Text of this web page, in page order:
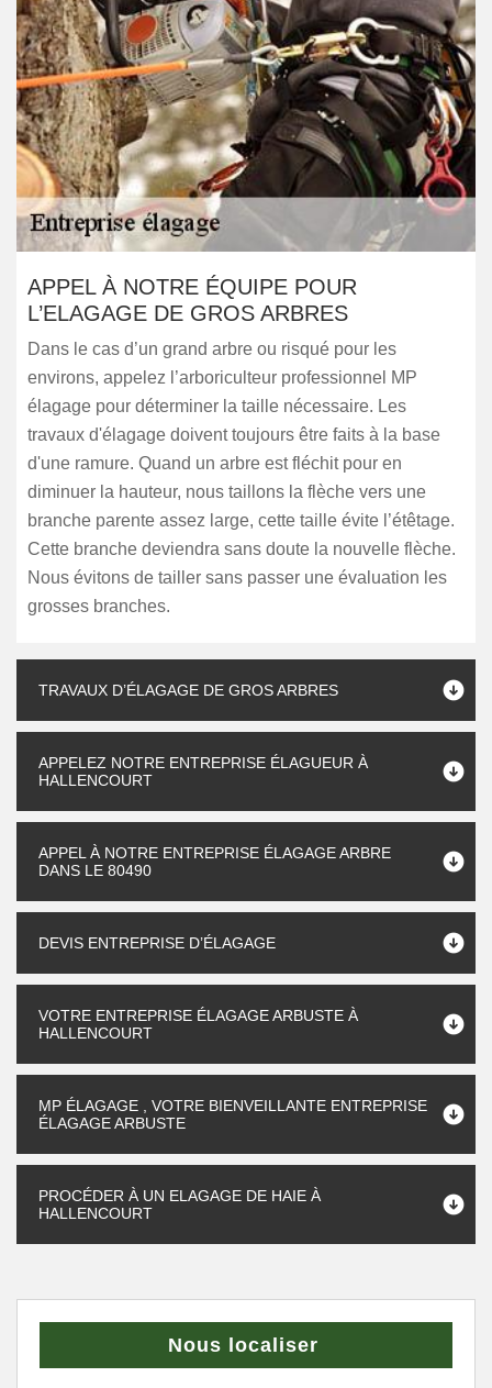
APPEL À NOTRE ÉQUIPE POUR
L’ELAGAGE DE GROS ARBRES
Dans le cas d’un grand arbre ou risqué pour les
environs, appelez l’arboriculteur professionnel MP
élagage pour déterminer la taille nécessaire. Les
travaux d'élagage doivent toujours être faits à la base
d'une ramure. Quand un arbre est fléchit pour en
diminuer la hauteur, nous taillons la flèche vers une
branche parente assez large, cette taille évite l’étêtage.
Cette branche deviendra sans doute la nouvelle flèche.
Nous évitons de tailler sans passer une évaluation les
grosses branches.
TRAVAUX D’ÉLAGAGE DE GROS ARBRES
APPELEZ NOTRE ENTREPRISE ÉLAGUEUR À
HALLENCOURT
APPEL À NOTRE ENTREPRISE ÉLAGAGE ARBRE
DANS LE 80490
DEVIS ENTREPRISE D’ÉLAGAGE
VOTRE ENTREPRISE ÉLAGAGE ARBUSTE À
HALLENCOURT
MP ÉLAGAGE , VOTRE BIENVEILLANTE ENTREPRISE
ÉLAGAGE ARBUSTE
PROCÉDER À UN ELAGAGE DE HAIE À
HALLENCOURT
Nous localiser